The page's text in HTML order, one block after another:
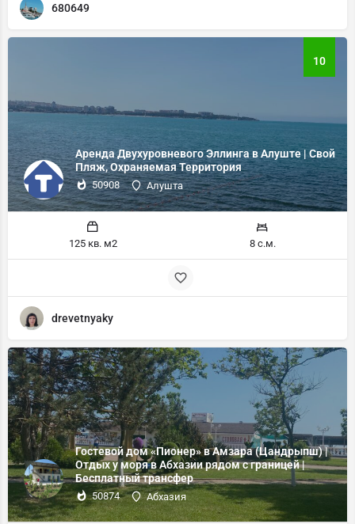
680649
10
Аренда Двухуровневого Эллинга в Алуште | Свой
Пляж, Охраняемая Территория
50908 Алушта
125 кв. м2 8 с.м.
drevetnyaky
Гостевой дом «Пионер» в Амзара (Цандрыпш) |
Отдых у моря в Абхазии рядом с границей |
Бесплатный трансфер
50874 Абхазия